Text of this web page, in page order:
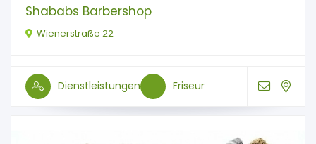
Shababs Barbershop
Wienerstraße 22
Dienstleistungen Friseur